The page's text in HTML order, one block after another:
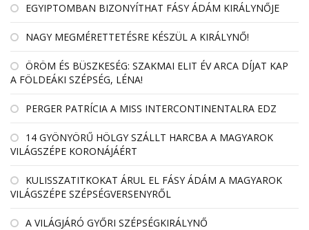
EGYIPTOMBAN BIZONYÍTHAT FÁSY ÁDÁM KIRÁLYNŐJE
NAGY MEGMÉRETTETÉSRE KÉSZÜL A KIRÁLYNŐ!
ÖRÖM ÉS BÜSZKESÉG: SZAKMAI ELIT ÉV ARCA DÍJAT KAP
A FÖLDEÁKI SZÉPSÉG, LÉNA!
PERGER PATRÍCIA A MISS INTERCONTINENTALRA EDZ
14 GYÖNYÖRŰ HÖLGY SZÁLLT HARCBA A MAGYAROK
VILÁGSZÉPE KORONÁJÁÉRT
KULISSZATITKOKAT ÁRUL EL FÁSY ÁDÁM A MAGYAROK
VILÁGSZÉPE SZÉPSÉGVERSENYRŐL
A VILÁGJÁRÓ GYŐRI SZÉPSÉGKIRÁLYNŐ